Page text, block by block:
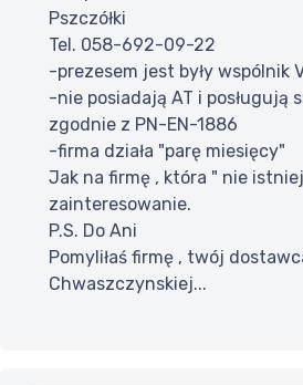
Pszczółki
Tel. 058-692-09-22
-prezesem jest były wspólnik
-nie posiadają AT i posługują
zgodnie z PN-EN-1886
-firma działa "parę miesięcy"
Jak na firmę , która " nie
zainteresowanie.
P.S. Do Ani
Pomyliłaś firmę , twój
Chwaszczynskiej...